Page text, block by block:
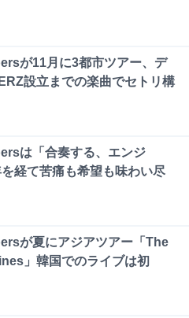
が11月に3都市ツアー、デ
設立までの楽曲でセトリ構
は「合奏する、エンジ
経て苦痛も希望も味わい尽
が夏にアジアツアー「The
」韓国でのライブは初